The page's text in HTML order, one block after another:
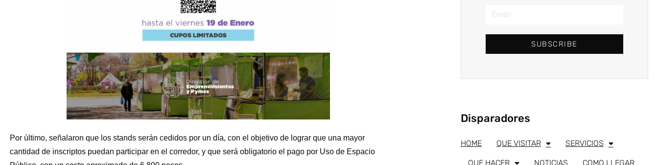
Por último, señalaron que los stands serán cedidos por un día, con el objetivo de lograr que una mayor
cantidad de inscriptos puedan participar en el corredor, y que será obligatorio el pago por Uso de Espacio
SUBSCRIBE
Disparadores
HOME QUE VISITAR SERVICIOS
QUE HACER NOTICIAS COMO LLEGAR